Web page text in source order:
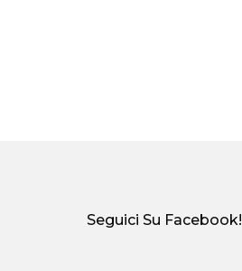
Seguici Su Facebook!